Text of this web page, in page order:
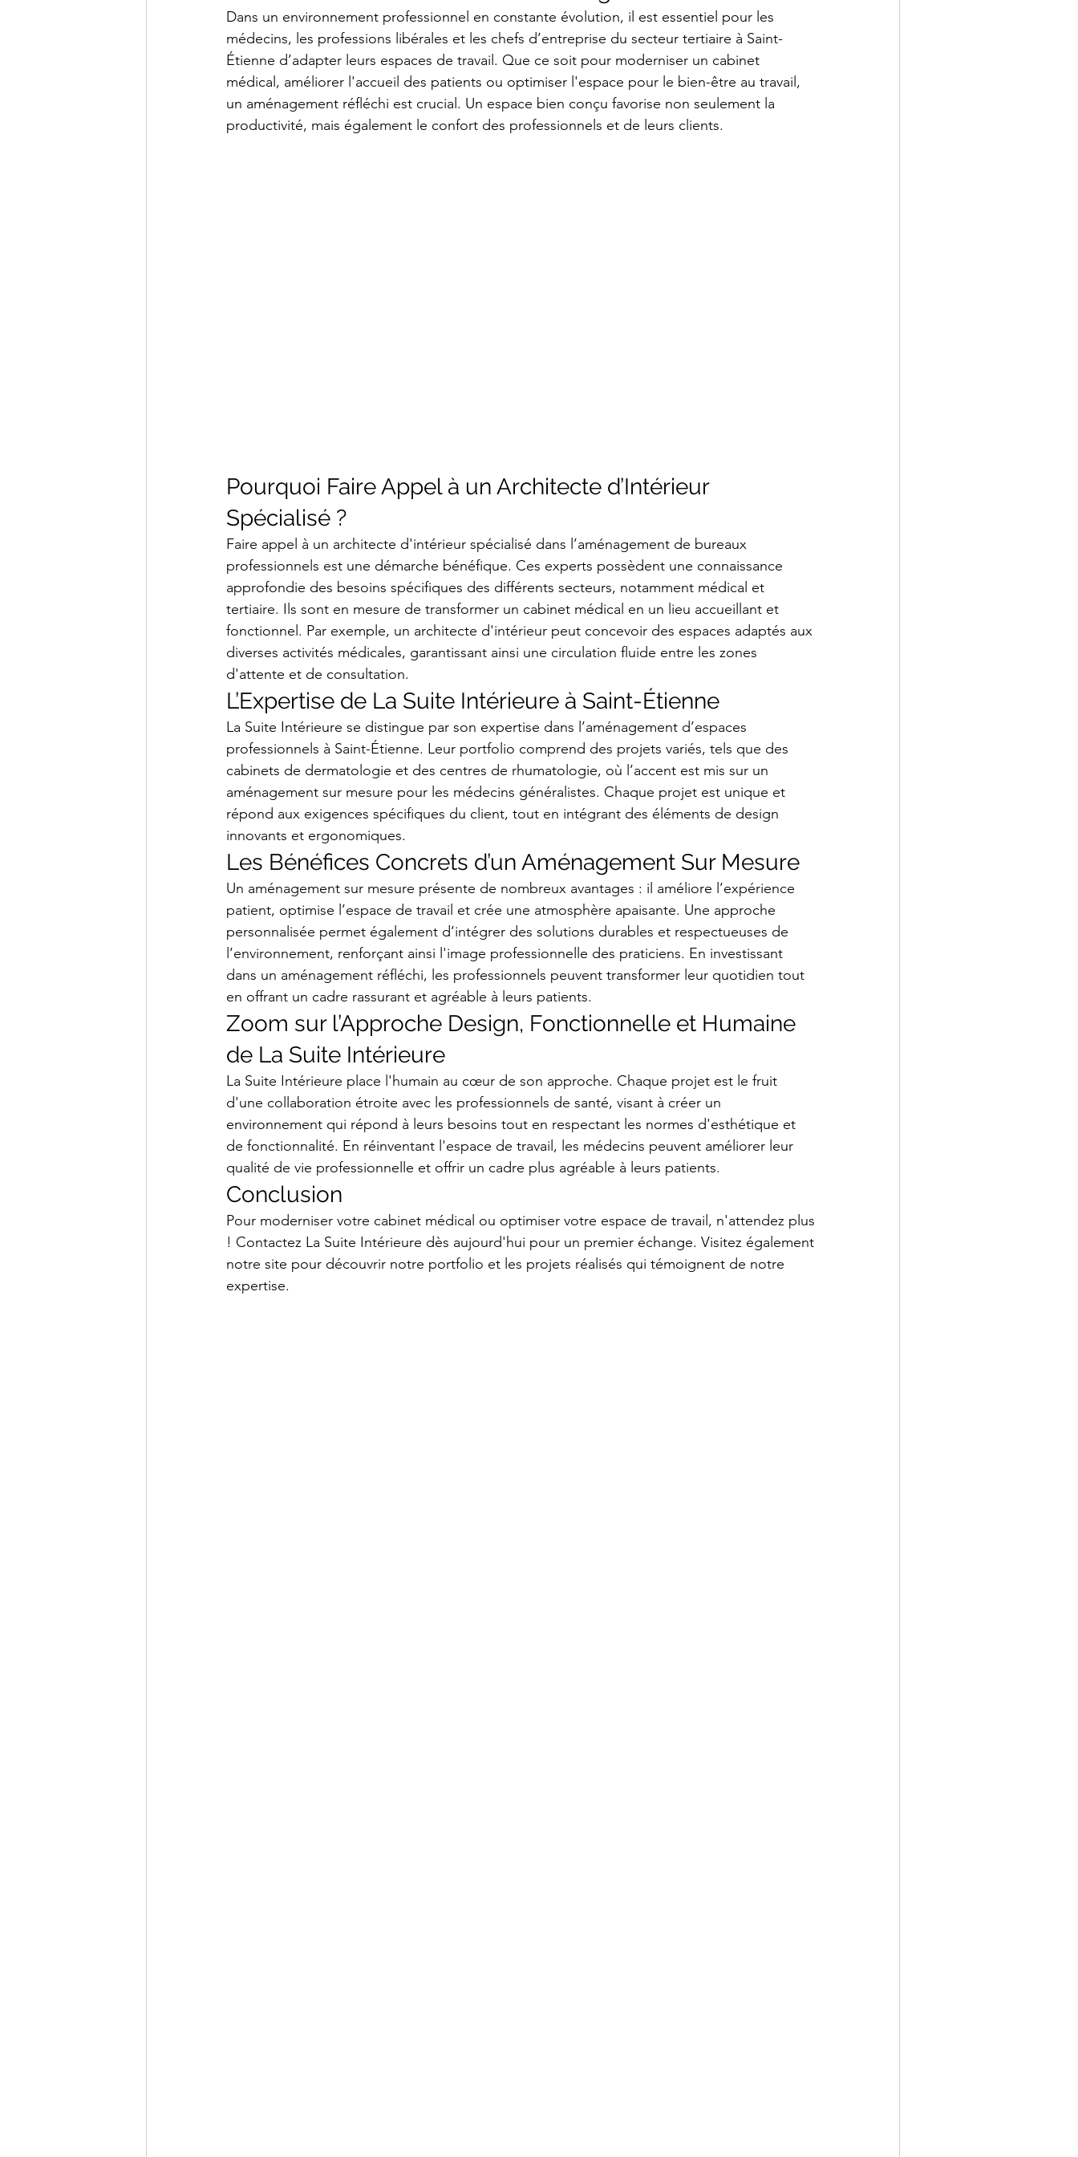
Dans un environnement professionnel en constante évolution, il est essentiel pour les
médecins, les professions libérales et les chefs d’entreprise du secteur tertiaire à Saint-
Étienne d’adapter leurs espaces de travail. Que ce soit pour moderniser un cabinet
médical, améliorer l'accueil des patients ou optimiser l'espace pour le bien-être au travail,
un aménagement réfléchi est crucial. Un espace bien conçu favorise non seulement la
productivité, mais également le confort des professionnels et de leurs clients.
Pourquoi Faire Appel à un Architecte d’Intérieur
Spécialisé ?
Faire appel à un architecte d'intérieur spécialisé dans l’aménagement de bureaux
professionnels est une démarche bénéfique. Ces experts possèdent une connaissance
approfondie des besoins spécifiques des différents secteurs, notamment médical et
tertiaire. Ils sont en mesure de transformer un cabinet médical en un lieu accueillant et
fonctionnel. Par exemple, un architecte d'intérieur peut concevoir des espaces adaptés aux
diverses activités médicales, garantissant ainsi une circulation fluide entre les zones
d'attente et de consultation.
L’Expertise de La Suite Intérieure à Saint-Étienne
La Suite Intérieure se distingue par son expertise dans l’aménagement d’espaces
professionnels à Saint-Étienne. Leur portfolio comprend des projets variés, tels que des
cabinets de dermatologie et des centres de rhumatologie, où l’accent est mis sur un
aménagement sur mesure pour les médecins généralistes. Chaque projet est unique et
répond aux exigences spécifiques du client, tout en intégrant des éléments de design
innovants et ergonomiques.
Les Bénéfices Concrets d’un Aménagement Sur Mesure
Un aménagement sur mesure présente de nombreux avantages : il améliore l’expérience
patient, optimise l’espace de travail et crée une atmosphère apaisante. Une approche
personnalisée permet également d’intégrer des solutions durables et respectueuses de
l’environnement, renforçant ainsi l'image professionnelle des praticiens. En investissant
dans un aménagement réfléchi, les professionnels peuvent transformer leur quotidien tout
en offrant un cadre rassurant et agréable à leurs patients.
Zoom sur l’Approche Design, Fonctionnelle et Humaine
de La Suite Intérieure
La Suite Intérieure place l'humain au cœur de son approche. Chaque projet est le fruit
d'une collaboration étroite avec les professionnels de santé, visant à créer un
environnement qui répond à leurs besoins tout en respectant les normes d'esthétique et
de fonctionnalité. En réinventant l'espace de travail, les médecins peuvent améliorer leur
qualité de vie professionnelle et offrir un cadre plus agréable à leurs patients.
Conclusion
Pour moderniser votre cabinet médical ou optimiser votre espace de travail, n'attendez plus
! Contactez La Suite Intérieure dès aujourd'hui pour un premier échange. Visitez également
notre site pour découvrir notre portfolio et les projets réalisés qui témoignent de notre
expertise.